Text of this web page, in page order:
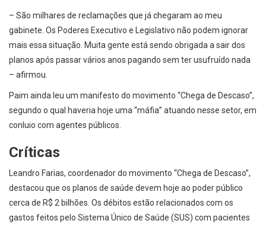
– São milhares de reclamações que já chegaram ao meu
gabinete. Os Poderes Executivo e Legislativo não podem ignorar
mais essa situação. Muita gente está sendo obrigada a sair dos
planos após passar vários anos pagando sem ter usufruído nada
– afirmou.
Paim ainda leu um manifesto do movimento “Chega de Descaso”,
segundo o qual haveria hoje uma “máfia” atuando nesse setor, em
conluio com agentes públicos.
Críticas
Leandro Farias, coordenador do movimento “Chega de Descaso”,
destacou que os planos de saúde devem hoje ao poder público
cerca de R$ 2 bilhões. Os débitos estão relacionados com os
gastos feitos pelo Sistema Único de Saúde (SUS) com pacientes